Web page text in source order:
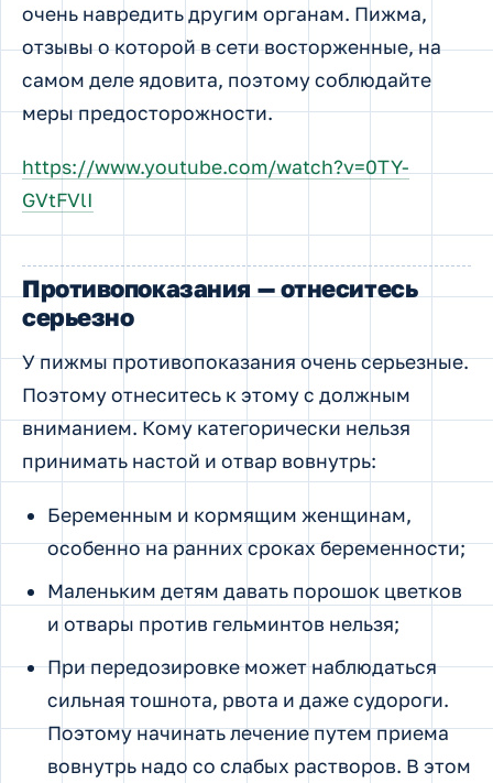
очень навредить другим органам. Пижма,
отзывы о которой в сети восторженные, на
самом деле ядовита, поэтому соблюдайте
меры предосторожности.
https://www.youtube.com/watch?v=0TY-
GVtFVlI
Противопоказания — отнеситесь
серьезно
У пижмы противопоказания очень серьезные.
Поэтому отнеситесь к этому с должным
вниманием. Кому категорически нельзя
принимать настой и отвар вовнутрь:
Беременным и кормящим женщинам,
особенно на ранних сроках беременности;
Маленьким детям давать порошок цветков
и отвары против гельминтов нельзя;
При передозировке может наблюдаться
сильная тошнота, рвота и даже судороги.
Поэтому начинать лечение путем приема
вовнутрь надо со слабых растворов. В этом